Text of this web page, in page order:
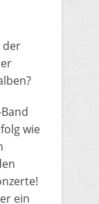
der
wie
ein